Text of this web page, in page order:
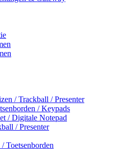
/ Trackball / Presenter
/ Keypads
/ Digitale Notepad
/ Presenter
Toetsenborden